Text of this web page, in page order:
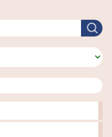
搜
尋